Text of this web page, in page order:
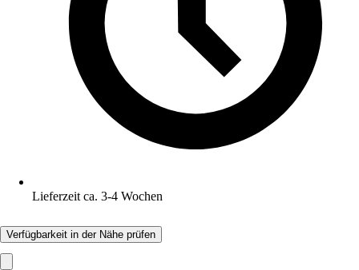
Lieferzeit ca. 3-4 Wochen
Verfügbarkeit in der Nähe prüfen